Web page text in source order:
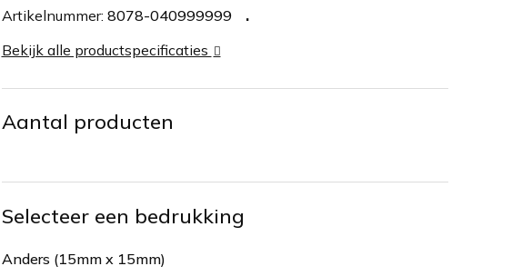
Artikelnummer: 8078-040999999
Bekijk alle productspecificaties
Aantal producten
Selecteer een bedrukking
Anders (15mm x 15mm)